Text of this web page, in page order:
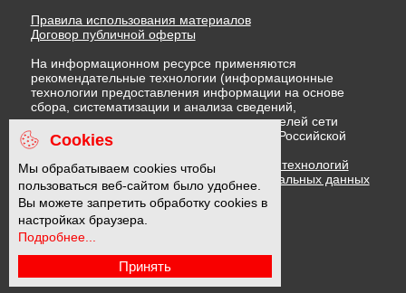
Правила использования материалов
Договор публичной оферты
На информационном ресурсе применяются
рекомендательные технологии (информационные
технологии предоставления информации на основе
сбора, систематизации и анализа сведений,
относящихся к предпочтениям пользователей сети
"Интернет", находящихся на территории Российской
Федерации)
Правила применения рекомендательных технологий
Политика в отношении обработки персональных данных
Политика обработки файлов cookie
16 +
Cookies
Мы обрабатываем cookies чтобы
пользоваться веб-сайтом было удобнее.
Вы можете запретить обработку cookies в
настройках браузера.
Подробнее...
Принять